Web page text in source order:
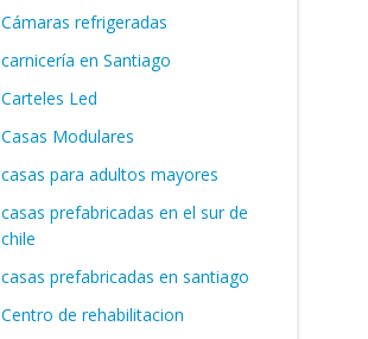
Cámaras refrigeradas
carnicería en Santiago
Carteles Led
Casas Modulares
casas para adultos mayores
casas prefabricadas en el sur de
chile
casas prefabricadas en santiago
Centro de rehabilitacion